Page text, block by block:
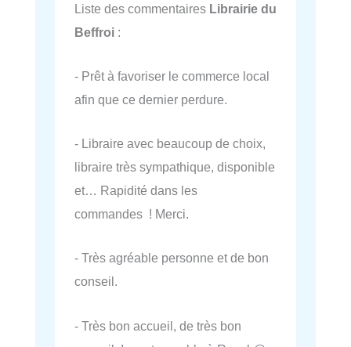
Liste des commentaires Librairie du
Beffroi :
- Prêt à favoriser le commerce local
afin que ce dernier perdure.
- Libraire avec beaucoup de choix,
libraire très sympathique, disponible
et… Rapidité dans les
commandes ! Merci.
- Très agréable personne et de bon
conseil.
- Très bon accueil, de très bon